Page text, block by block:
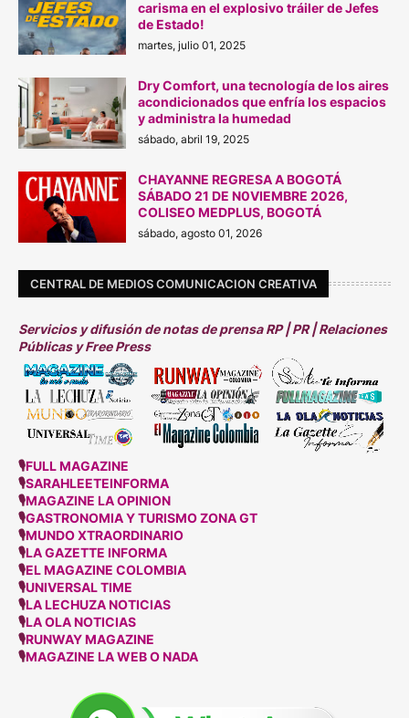
carisma en el explosivo tráiler de Jefes
de Estado!
martes, julio 01, 2025
Dry Comfort, una tecnología de los aires
acondicionados que enfría los espacios
y administra la humedad
sábado, abril 19, 2025
CHAYANNE REGRESA A BOGOTÁ
SÁBADO 21 DE N0VIEMBRE 2026,
COLISEO MEDPLUS, BOGOTÁ
sábado, agosto 01, 2026
CENTRAL DE MEDIOS COMUNICACION CREATIVA
Servicios y difusión de notas de prensa RP | PR | Relaciones
Públicas y Free Press
🎙FULL MAGAZINE
🎙SARAHLEETEINFORMA
🎙MAGAZINE LA OPINION
🎙GASTRONOMIA Y TURISMO ZONA GT
🎙MUNDO XTRAORDINARIO
🎙LA GAZETTE INFORMA
🎙EL MAGAZINE COLOMBIA
🎙UNIVERSAL TIME
🎙LA LECHUZA NOTICIAS
🎙LA OLA NOTICIAS
🎙RUNWAY MAGAZINE
🎙MAGAZINE LA WEB O NADA